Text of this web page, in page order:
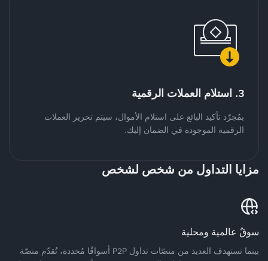
3. استلام العملات الرقمية
بمُجرّد تأكيد البائع على استلام الأموال، سيتم تحرير العملات
الرقمية الموجودة في الضمان إليك.
مزايا التداول من شخص لشخص
سوقٌ عالمية ومحلية
بينما تستهدف العديد من منصّات تداول P2P أسواقًا مُحددة، تُقدّم منصّة